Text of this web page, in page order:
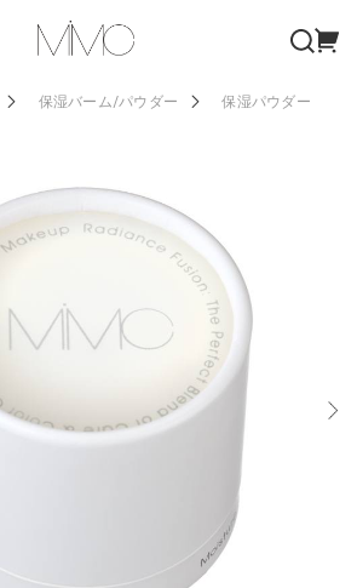
保湿バーム/パウダー 保湿パウダー